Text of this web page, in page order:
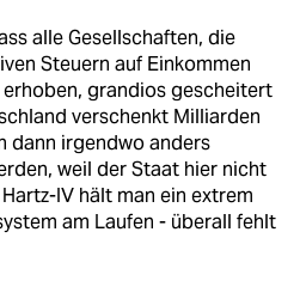
alle Gesellschaften, die
Steuern auf Einkommen
grandios gescheitert
verschenkt Milliarden
dann irgendwo anders
weil der Staat hier nicht
IV hält man ein extrem
am Laufen - überall fehlt